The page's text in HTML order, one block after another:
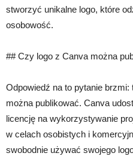
stworzyć unikalne logo, które
osobowość.
## Czy logo z Canva można
Odpowiedź na to pytanie
można publikować. Canva
licencję na wykorzystywanie
w celach osobistych i
swobodnie używać swojego